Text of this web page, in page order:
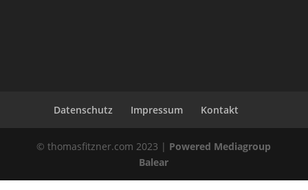
Datenschutz Impressum Kontakt
© thomasfitzner.com 2023 | Powered Mediagroup
Balear